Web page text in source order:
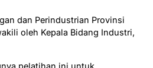
dan Perindustrian Provinsi
oleh Kepala Bidang Industri,
pelatihan ini untuk